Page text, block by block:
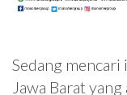
Sedang
Jawa Barat